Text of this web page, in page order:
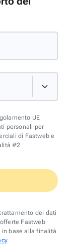
UE
personali per
di Fastweb e
#2
dei dati
Fastweb
in base alla finalità
.